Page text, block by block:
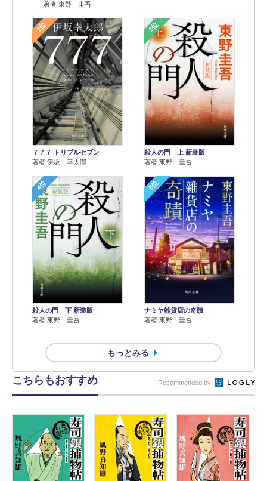
著者 東野 圭吾
2位
７７７ トリプルセブン
著者 伊坂 幸太郎
3位
殺人の門 上 新装版
著者 東野 圭吾
4位
殺人の門 下 新装版
著者 東野 圭吾
5位
ナミヤ雑貨店の奇蹟
著者 東野 圭吾
もっとみる
こちらもおすすめ Recommended by